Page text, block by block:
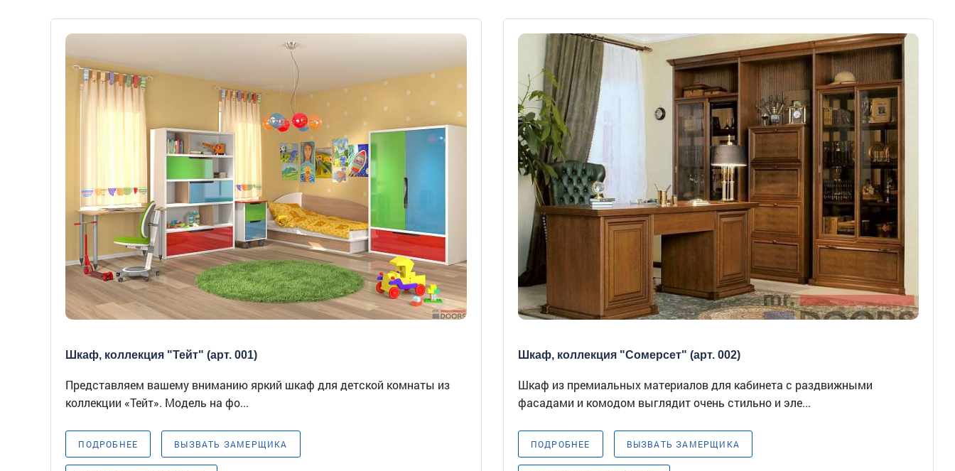
Шкаф, коллекция "Тейт" (арт. 001)
Представляем вашему вниманию яркий шкаф для детской комнаты из
коллекции «Тейт». Модель на фо...
ПОДРОБНЕЕ ВЫЗВАТЬ ЗАМЕРЩИКА
Шкаф, коллекция "Сомерсет" (арт. 002)
Шкаф из премиальных материалов для кабинета с раздвижными
фасадами и комодом выглядит очень стильно и эле...
ПОДРОБНЕЕ ВЫЗВАТЬ ЗАМЕРЩИКА